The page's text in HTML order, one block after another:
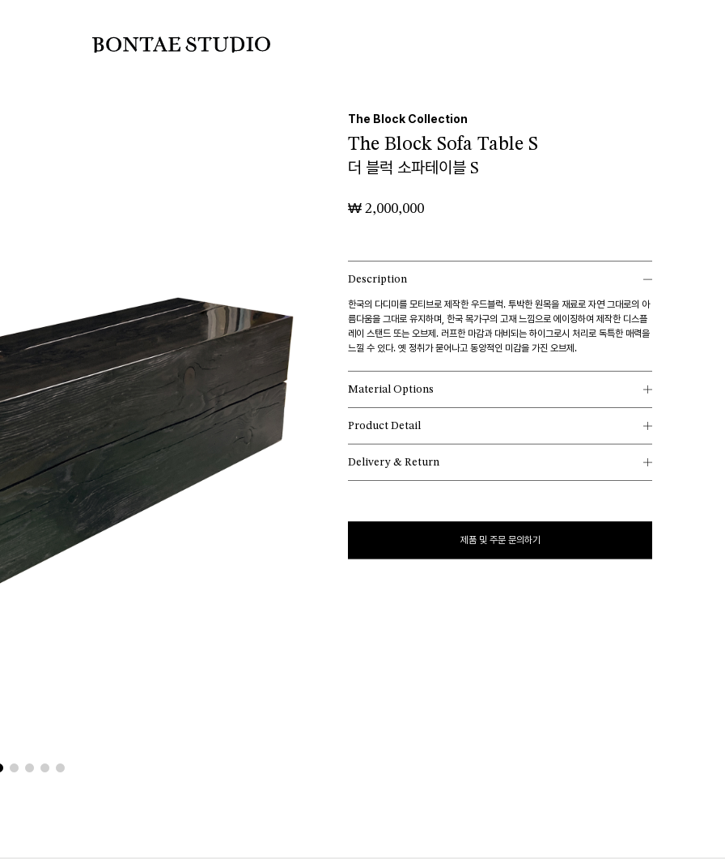
The Block Collection
The Block Sofa Table S
더 블럭 소파테이블 S
₩ 2,000,000
Description
한국의 다디미를 모티브로 제작한 우드블럭. 투박한 원목을 재료로 자연 그대로의 아
름다움을 그대로 유지하며, 한국 목가구의 고재 느낌으로 에이징하여 제작한 디스플
레이 스탠드 또는 오브제. 러프한 마감과 대비되는 하이그로시 처리로 독특한 매력을
느낄 수 있다. 옛 정취가 묻어나고 동양적인 미감을 가진 오브제.
Material Options
Product Detail
Delivery & Return
제품 및 주문 문의하기